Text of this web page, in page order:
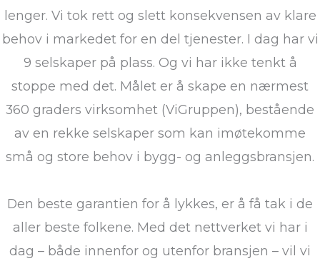
lenger. Vi tok rett og slett konsekvensen av klare
behov i markedet for en del tjenester. I dag har vi
9 selskaper på plass. Og vi har ikke tenkt å
stoppe med det. Målet er å skape en nærmest
360 graders virksomhet (ViGruppen), bestående
av en rekke selskaper som kan imøtekomme
små og store behov i bygg- og anleggsbransjen.
Den beste garantien for å lykkes, er å få tak i de
aller beste folkene. Med det nettverket vi har i
dag – både innenfor og utenfor bransjen – vil vi